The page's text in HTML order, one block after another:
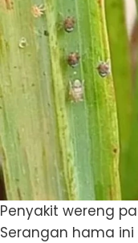
Penyakit wereng
Serangan hama